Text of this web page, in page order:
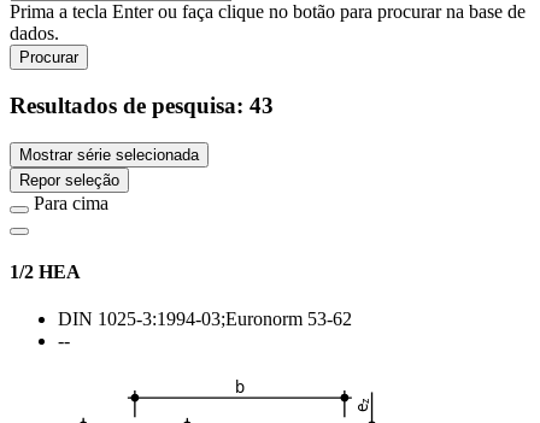
Prima a tecla Enter ou faça clique no botão para procurar na base de
dados.
Procurar
Resultados de pesquisa: 43
Mostrar série selecionada
Repor seleção
Para cima
1/2 HEA
DIN 1025-3:1994-03;Euronorm 53-62
--
b
e
z